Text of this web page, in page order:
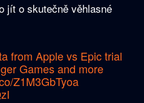
jít o skutečně věhlasné
from Apple vs Epic trial
Games and more
Z1M3GbTyoa